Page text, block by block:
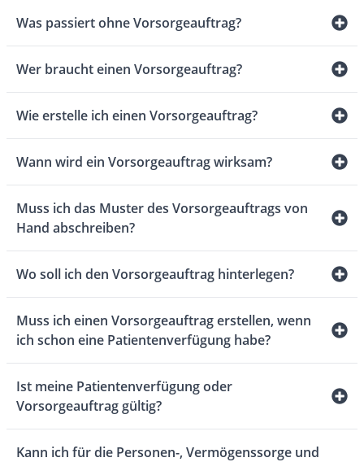
Was passiert ohne Vorsorgeauftrag?
Wer braucht einen Vorsorgeauftrag?
Wie erstelle ich einen Vorsorgeauftrag?
Wann wird ein Vorsorgeauftrag wirksam?
Muss ich das Muster des Vorsorgeauftrags von
Hand abschreiben?
Wo soll ich den Vorsorgeauftrag hinterlegen?
Muss ich einen Vorsorgeauftrag erstellen, wenn
ich schon eine Patientenverfügung habe?
Ist meine Patientenverfügung oder
Vorsorgeauftrag gültig?
Kann ich für die Personen-, Vermögenssorge und